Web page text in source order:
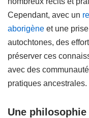
Cependant, avec un
aborigène et une
autochtones, des
préserver ces
avec des
pratiques ancestrales.
Une philosophie